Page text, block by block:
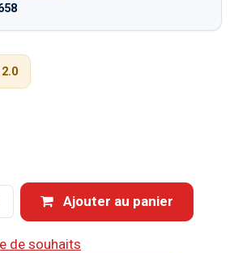
2.0
Ajouter au panier
de souhaits